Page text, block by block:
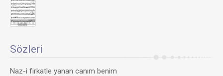
Sözleri
Naz-i firkatle yanan canım benim